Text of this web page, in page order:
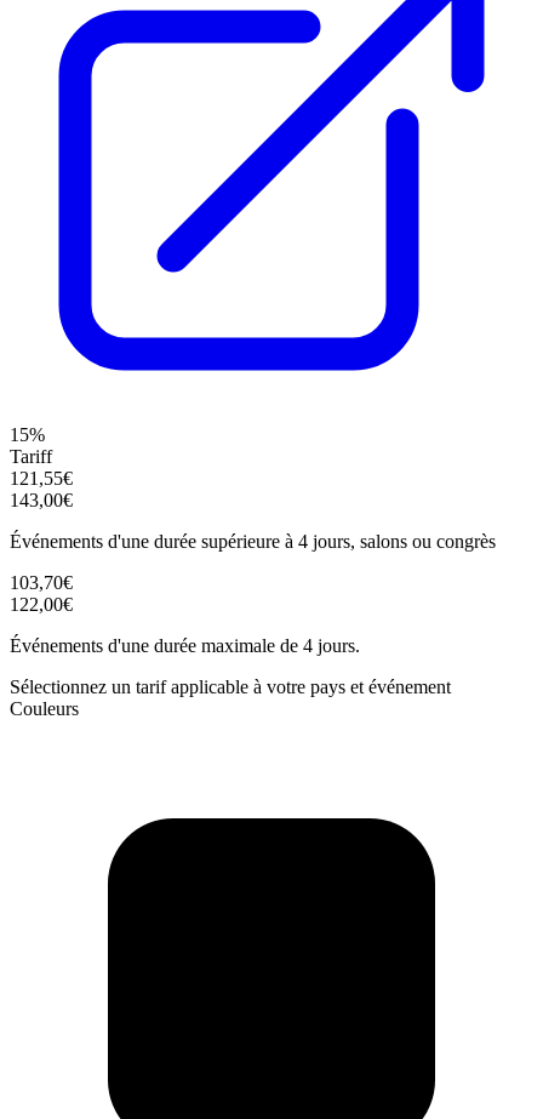
15%
Tariff
121,55€
143,00€
Événements d'une durée supérieure à 4 jours, salons ou congrès
103,70€
122,00€
Événements d'une durée maximale de 4 jours.
Sélectionnez un tarif applicable à votre pays et événement
Couleurs